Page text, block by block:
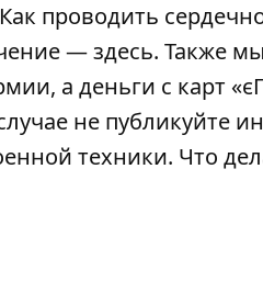
проводить
—здесь. Также
, а деньги с карт
не публикуйте
техники. Что